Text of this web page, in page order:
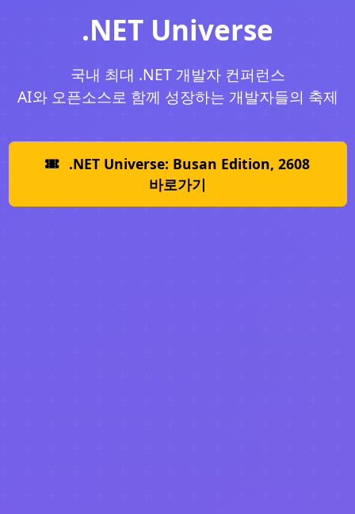
.NET Universe
국내 최대 .NET 개발자 컨퍼런스
AI와 오픈소스로 함께 성장하는 개발자들의 축제
.NET Universe: Busan Edition, 2608
바로가기